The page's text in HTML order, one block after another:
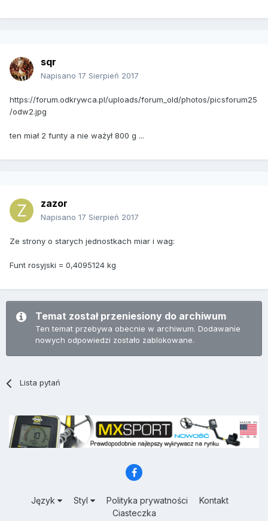
sqr
Napisano 17 Sierpień 2017
https://forum.odkrywca.pl/uploads/forum_old/photos/picsforum25
/odw2.jpg
ten miał 2 funty a nie ważył 800 g ...
zazor
Napisano 17 Sierpień 2017
Ze strony o starych jednostkach miar i wag:
Funt rosyjski = 0,4095124 kg
Temat został przeniesiony do archiwum
Ten temat przebywa obecnie w archiwum. Dodawanie
nowych odpowiedzi zostało zablokowane.
Lista pytań
Język Styl Polityka prywatności
Kontakt
Ciasteczka